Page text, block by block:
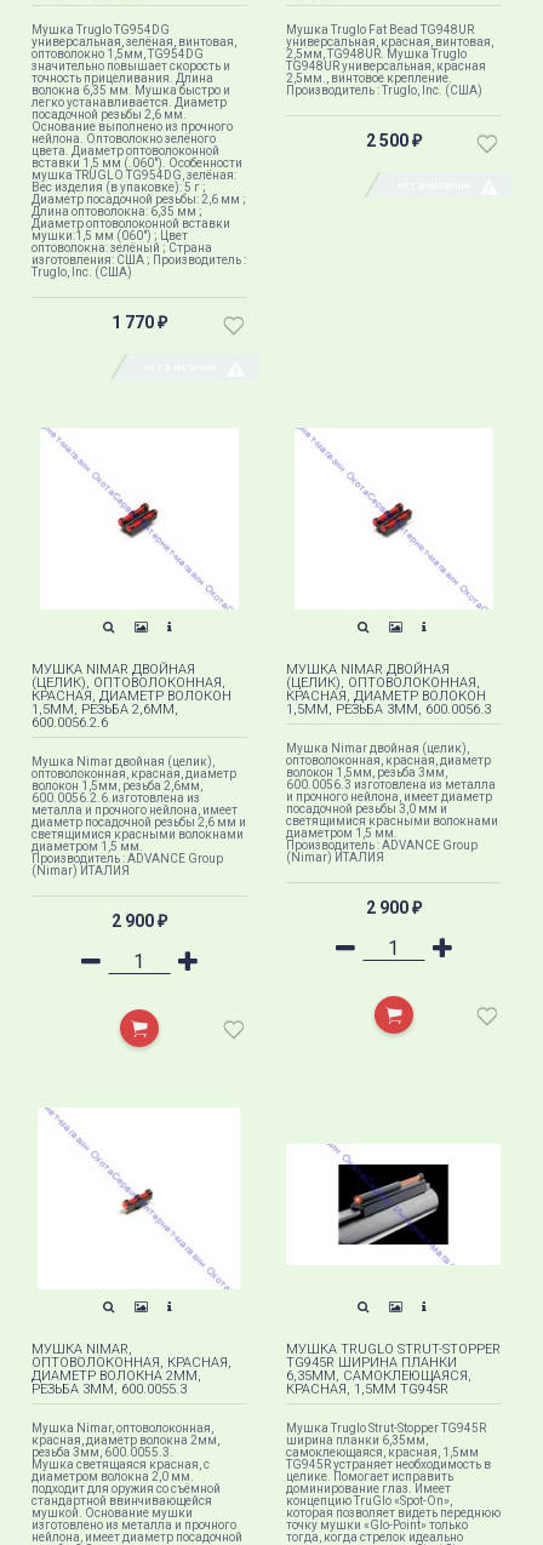
Мушка Truglo TG954DG
универсальная, зелёная, винтовая,
оптоволокно 1,5мм, TG954DG
значительно повышает скорость и
точность прицеливания. Длина
волокна 6,35 мм. Мушка быстро и
легко устанавливается. Диаметр
посадочной резьбы 2,6 мм.
Основание выполнено из прочного
нейлона. Оптоволокно зелёного
цвета. Диаметр оптоволоконной
вставки 1,5 мм (.060"). Особенности
мушка TRUGLO TG954DG, зелёная:
Вес изделия (в упаковке): 5 г ;
Диаметр посадочной резьбы: 2,6 мм ;
Длина оптоволокна: 6,35 мм ;
Диаметр оптоволоконной вставки
мушки:1,5 мм (060") ; Цвет
оптоволокна: зелёный ; Страна
изготовления: США ; Производитель :
Truglo, Inc. (США)
1 770 ₽
Мушка Truglo Fat Bead TG948UR
универсальная, красная, винтовая,
2,5мм, TG948UR. Мушка Truglo
TG948UR универсальная, красная
2,5мм., винтовое крепление.
Производитель : Truglo, Inc. (США)
2 500 ₽
МУШКА NIMAR ДВОЙНАЯ
(ЦЕЛИК), ОПТОВОЛОКОННАЯ,
КРАСНАЯ, ДИАМЕТР ВОЛОКОН
1,5ММ, РЕЗЬБА 2,6ММ,
600.0056.2.6
Мушка Nimar двойная (целик),
оптоволоконная, красная, диаметр
волокон 1,5мм, резьба 2,6мм,
600.0056.2.6.изготовлена из
металла и прочного нейлона, имеет
диаметр посадочной резьбы 2,6 мм и
светящимися красными волокнами
диаметром 1,5 мм.
Производитель : ADVANCE Group
(Nimar) ИТАЛИЯ
2 900 ₽
МУШКА NIMAR ДВОЙНАЯ
(ЦЕЛИК), ОПТОВОЛОКОННАЯ,
КРАСНАЯ, ДИАМЕТР ВОЛОКОН
1,5ММ, РЕЗЬБА 3ММ, 600.0056.3
Мушка Nimar двойная (целик),
оптоволоконная, красная, диаметр
волокон 1,5мм, резьба 3мм,
600.0056.3 изготовлена из металла
и прочного нейлона, имеет диаметр
посадочной резьбы 3,0 мм и
светящимися красными волокнами
диаметром 1,5 мм.
Производитель : ADVANCE Group
(Nimar) ИТАЛИЯ
2 900 ₽
МУШКА NIMAR,
ОПТОВОЛОКОННАЯ, КРАСНАЯ,
ДИАМЕТР ВОЛОКНА 2ММ,
РЕЗЬБА 3ММ, 600.0055.3
Мушка Nimar, оптоволоконная,
красная, диаметр волокна 2мм,
резьба 3мм, 600.0055.3.
Мушка светящаяся красная, с
диаметром волокна 2,0 мм.
подходит для оружия со съёмной
стандартной ввинчивающейся
мушкой. Основание мушки
изготовлено из металла и прочного
нейлона, имеет диаметр посадочной
МУШКА TRUGLO STRUT-STOPPER
TG945R ШИРИНА ПЛАНКИ
6,35ММ, САМОКЛЕЮЩАЯСЯ,
КРАСНАЯ, 1,5ММ TG945R
Мушка Truglo Strut-Stopper TG945R
ширина планки 6,35мм,
самоклеющаяся, красная, 1,5мм
TG945R устраняет необходимость в
целике. Помогает исправить
доминирование глаз. Имеет
концепцию TruGlo «Spot-On»,
которая позволяет видеть переднюю
точку мушки «Glo-Point» только
тогда, когда стрелок идеально